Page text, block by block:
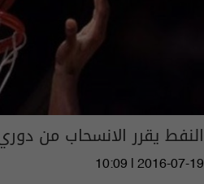
النفط يقرر الانسحاب من
10:09 | 2016-07-19